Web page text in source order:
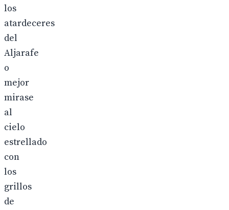
los
atardeceres
del
Aljarafe
o
mejor
mirase
al
cielo
estrellado
con
los
grillos
de